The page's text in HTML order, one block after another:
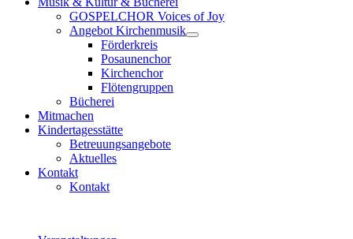
GOSPELCHOR Voices of Joy
Angebot Kirchenmusik
Förderkreis
Posaunenchor
Kirchenchor
Flötengruppen
Bücherei
Mitmachen
Kindertagesstätte
Betreuungsangebote
Aktuelles
Kontakt
Kontakt